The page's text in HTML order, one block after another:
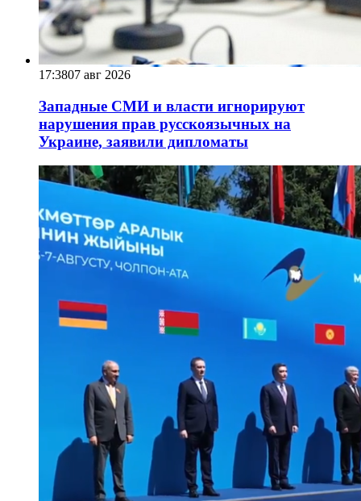
17:3807 авг 2026
Западные СМИ и власти игнорируют
нарушения прав русскоязычных на
Украине, заявили дипломаты